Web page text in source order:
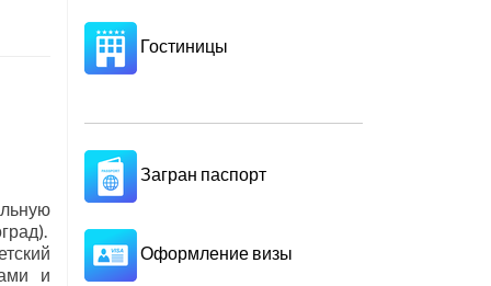
и
Гостиницы
Загран паспорт
Оформление визы